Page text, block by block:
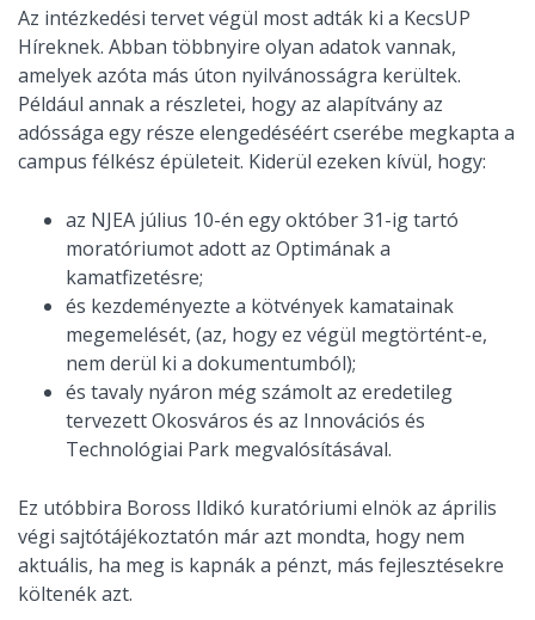
Az intézkedési tervet végül most adták ki a KecsUP
Híreknek. Abban többnyire olyan adatok vannak,
amelyek azóta más úton nyilvánosságra kerültek.
Például annak a részletei, hogy az alapítvány az
adóssága egy része elengedéséért cserébe megkapta a
campus félkész épületeit. Kiderül ezeken kívül, hogy:
az NJEA július 10-én egy október 31-ig tartó
moratóriumot adott az Optimának a
kamatfizetésre;
és kezdeményezte a kötvények kamatainak
megemelését, (az, hogy ez végül megtörtént-e,
nem derül ki a dokumentumból);
és tavaly nyáron még számolt az eredetileg
tervezett Okosváros és az Innovációs és
Technológiai Park megvalósításával.
Ez utóbbira Boross Ildikó kuratóriumi elnök az április
végi sajtótájékoztatón már azt mondta, hogy nem
aktuális, ha meg is kapnák a pénzt, más fejlesztésekre
költenék azt.